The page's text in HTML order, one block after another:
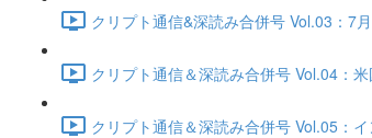
クリプト通信&深読み合併号 Vol.03：7
クリプト通信＆深読み合併号 Vol.04：
クリプト通信＆深読み合併号 Vol.05：